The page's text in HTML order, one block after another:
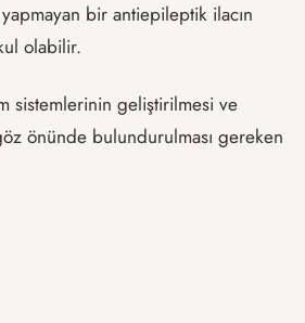
bir antiepileptik ilacın
olabilir.
sistemlerinin geliştirilmesi ve
önünde bulundurulması gereken